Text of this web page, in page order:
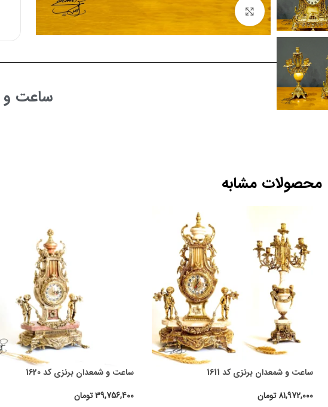
برای بزرگنمایی کلیک کنید
ساعت و
محصولات مشابه
ساعت و شمعدان برنزی کد 1611
81,972,000 تومان
ساعت و شمعدان برنزی کد 1620
39,756,400 تومان